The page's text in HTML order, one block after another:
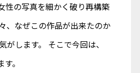
性の写真を細かく破り再構築
、なぜこの作品が出来たのか
します。 そこで今回は、
。